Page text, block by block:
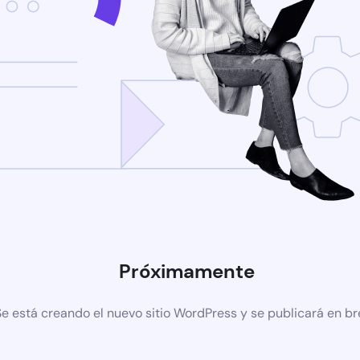
Próximamente
está creando el nuevo sitio WordPress y se publicará en